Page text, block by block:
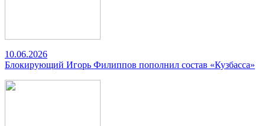
10.06.2026
Блокирующий Игорь Филиппов пополнил состав «Кузбасса»